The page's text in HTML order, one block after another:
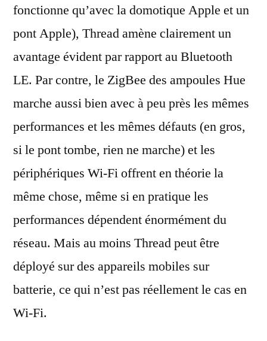
fonctionne qu’avec la domotique Apple et un
pont Apple), Thread amène clairement un
avantage évident par rapport au Bluetooth
LE. Par contre, le ZigBee des ampoules Hue
marche aussi bien avec à peu près les mêmes
performances et les mêmes défauts (en gros,
si le pont tombe, rien ne marche) et les
périphériques Wi-Fi offrent en théorie la
même chose, même si en pratique les
performances dépendent énormément du
réseau. Mais au moins Thread peut être
déployé sur des appareils mobiles sur
batterie, ce qui n’est pas réellement le cas en
Wi-Fi.